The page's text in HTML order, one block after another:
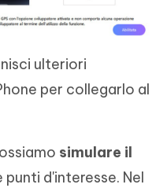
ulteriori
per collegarlo al
simulare il
punti d'interesse. Nel